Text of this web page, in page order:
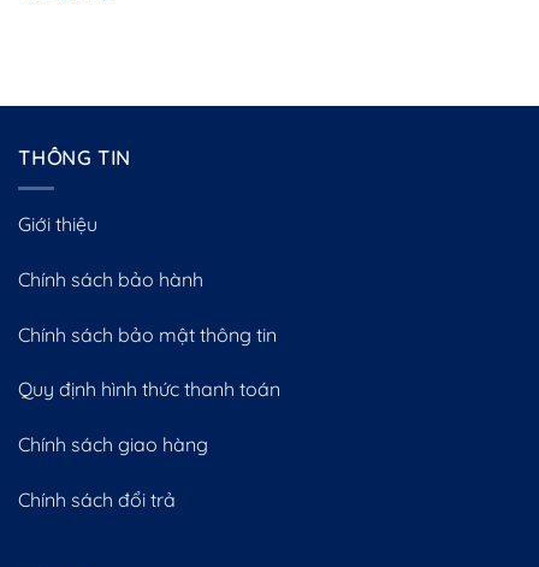
THÔNG TIN
Giới thiệu
Chính sách bảo hành
Chính sách bảo mật thông tin
Quy định hình thức thanh toán
Chính sách giao hàng
Chính sách đổi trả